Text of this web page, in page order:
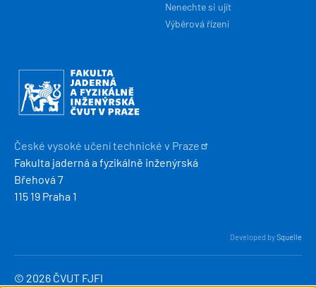
Nenechte si ujít
Výběrová řízení
Obrázek
České vysoké učení technické v Praze
Fakulta jaderná a fyzikálně inženýrská
Břehová 7
115 19 Praha 1
Developed bySquelle
© 2026 ČVUT FJFI